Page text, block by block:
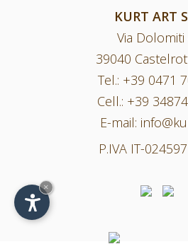
KURT ART
Via Dolomiti
39040
Tel.: +39 0471
Cell.: +39
E-mail:
P.IVA IT-
×